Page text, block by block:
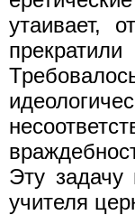
утаивает,
Эту
учителя